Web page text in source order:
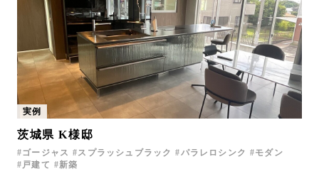
実例
茨城県 K様邸
ゴージャス スプラッシュブラック パラレロシンク
モダン
戸建て
新築